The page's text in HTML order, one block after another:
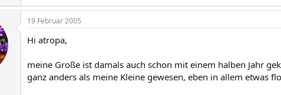
19 Februar 2005
Hi atropa,
meine Große ist damals auch schon mit einem halben Jahr
ganz anders als meine Kleine gewesen, eben in allem etwas